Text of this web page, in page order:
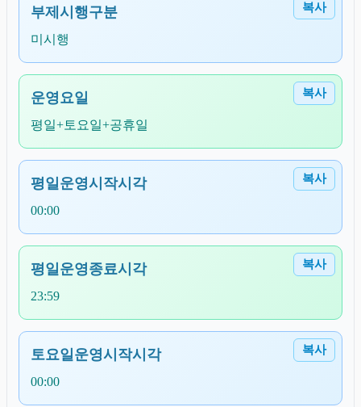
복사
부제시행구분
미시행
복사
운영요일
평일+토요일+공휴일
복사
평일운영시작시각
00:00
복사
평일운영종료시각
23:59
복사
토요일운영시작시각
00:00